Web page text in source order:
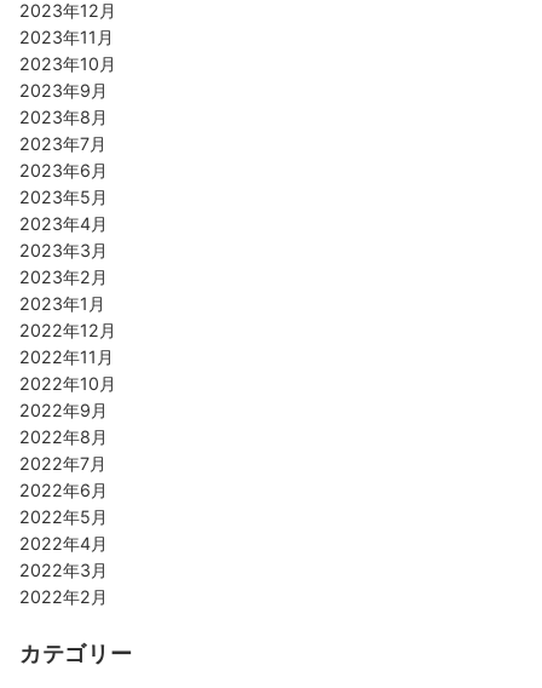
2023年12月
2023年11月
2023年10月
2023年9月
2023年8月
2023年7月
2023年6月
2023年5月
2023年4月
2023年3月
2023年2月
2023年1月
2022年12月
2022年11月
2022年10月
2022年9月
2022年8月
2022年7月
2022年6月
2022年5月
2022年4月
2022年3月
2022年2月
カテゴリー